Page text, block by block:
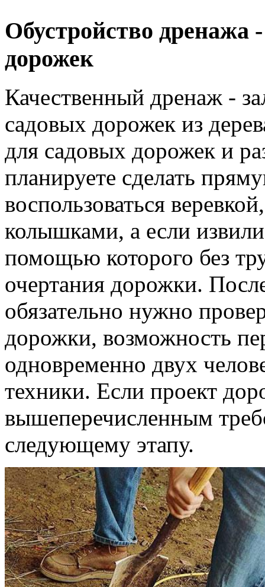
Обустройство дренажа
дорожек
Качественный дренаж -
садовых дорожек из
для садовых дорожек и
планируете сделать
воспользоваться
колышками, а если
помощью которого без
очертания дорожки.
обязательно нужно
дорожки, возможность
одновременно двух
техники. Если проект
вышеперечисленным
следующему этапу.